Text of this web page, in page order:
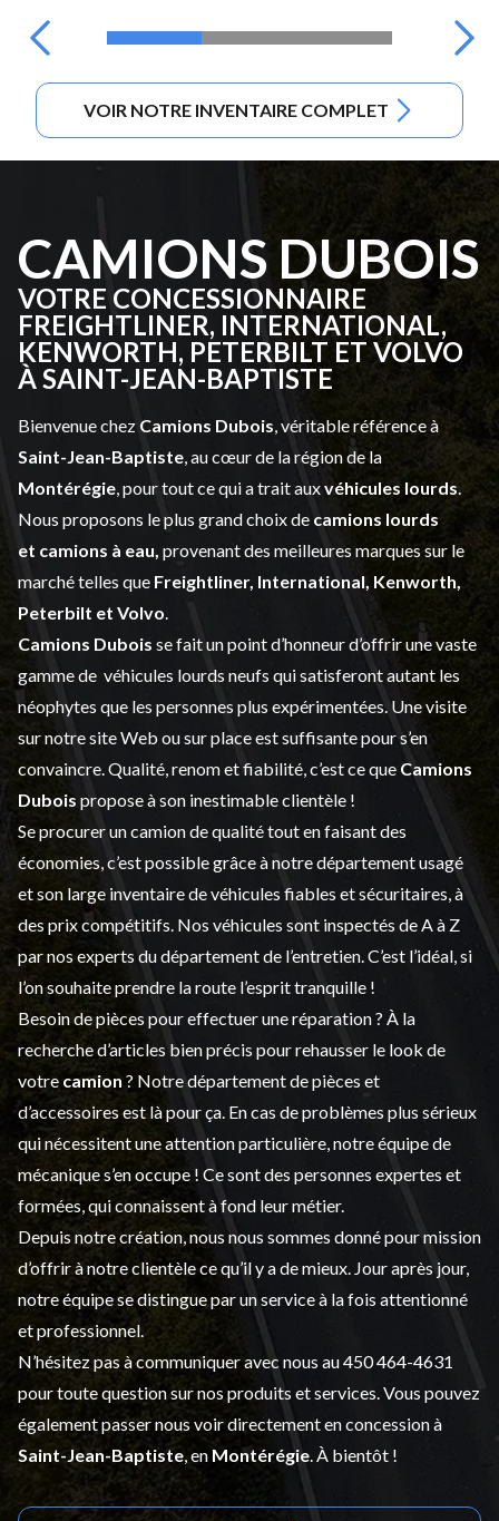
VOIR NOTRE INVENTAIRE COMPLET
CAMIONS DUBOIS
VOTRE CONCESSIONNAIRE
FREIGHTLINER, INTERNATIONAL,
KENWORTH, PETERBILT ET VOLVO
À SAINT-JEAN-BAPTISTE
Bienvenue chez Camions Dubois , véritable référence à
Saint-Jean-Baptiste , au cœur de la région de la
Montérégie , pour tout ce qui a trait auxvéhicules lourds
Nous proposons le plus grand choix de camions lourds
et camions à eau, provenant des meilleures marques sur le
marché telles que Freightliner, International, Kenworth,
Peterbilt et Volvo
Camions Dubois se fait un point d’honneur d’offrir une vaste
gamme de véhicules lourds neufs qui satisferont autant les
néophytes que les personnes plus expérimentées. Une visite
sur notre site Web ou sur place est suffisante pour s’en
convaincre. Qualité, renom et fiabilité, c’est ce que Camions
Dubois propose à son inestimable clientèle !
Se procurer un camion de qualité tout en faisant des
économies, c’est possible grâce à notredépartement usagé
et son large inventaire de véhicules fiables et sécuritaires, à
des prix compétitifs. Nos véhicules sont inspectés de A à Z
par nos experts du département de l’entretien . C’est l’idéal, si
l’on souhaite prendre la route l’esprit tranquille !
Besoin de pièces pour effectuer une réparation ? À la
recherche d’articles bien précis pour rehausser le look de
votre camion ? Notre département depièces et
d’accessoiresest là pour ça. En cas de problèmes plus sérieux
qui nécessitent une attention particulière, notre équipe de
mécanique s’en occupe ! Ce sont des personnes expertes et
formées, qui connaissent à fond leur métier.
Depuis notre création, nous nous sommes donné pour mission
d’offrir à notre clientèle ce qu’il y a de mieux. Jour après jour,
notre équipe se distingue par un service à la fois attentionné
et professionnel.
N’hésitez pas à communiquer avec nous au450 464-4631
pour toute question sur nos produits et services. Vous pouvez
également passer nous voir directement en concession à
Saint-Jean-Baptiste , en Montérégie . À bientôt !